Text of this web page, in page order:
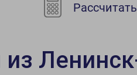
из